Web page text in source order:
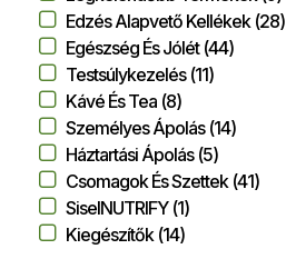
Edzés Alapvető Kellékek (28)
Egészség És Jólét (44)
Testsúlykezelés (11)
Kávé És Tea (8)
Személyes Ápolás (14)
Háztartási Ápolás (5)
Csomagok És Szettek (41)
SiselNUTRIFY (1)
Kiegészítők (14)